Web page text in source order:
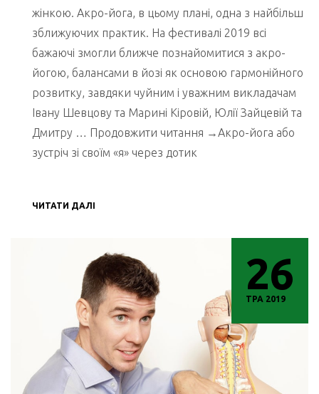
жінкою. Акро-йога, в цьому плані, одна з найбільш
зближуючих практик. На фестивалі 2019 всі
бажаючі змогли ближче познайомитися з акро-
йогою, балансами в йозі як основою гармонійного
розвитку, завдяки чуйним і уважним викладачам
Івану Шевцову та Марині Кіровій, Юлії Зайцевій та
Дмитру … Продовжити читання →Акро-йога або
зустріч зі своїм «я» через дотик
ЧИТАТИ ДАЛІ
26
ТРА 2019